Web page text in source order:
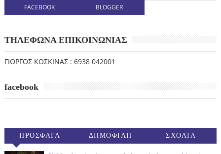
FACEBOOK BLOGGER
ΤΗΛΕΦΩΝΑ ΕΠΙΚΟΙΝΩΝΙΑΣ
ΓΙΩΡΓΟΣ ΚΟΣΚΙΝΑΣ : 6938 042001
facebook
ΠΡΟΣΦΑΤΑ ΔΗΜΟΦΙΛΗ ΣΧΟΛΙΑ